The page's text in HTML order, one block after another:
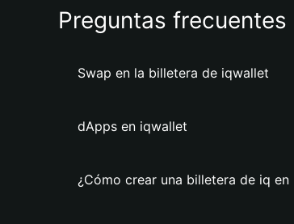
Preguntas frecuentes
Swap en la billetera de iqwallet
dApps en iqwallet
¿Cómo crear una billetera de iq en